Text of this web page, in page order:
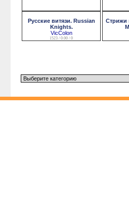
Русские витязи. Russian
Knights.
VicColon
1523 / 0.00 / 0
Стрижи